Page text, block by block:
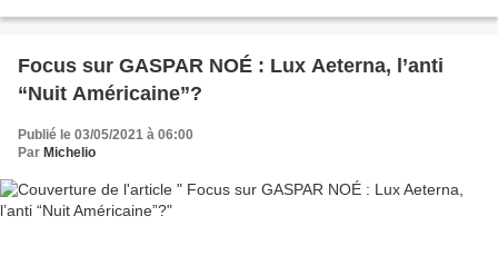
Focus sur GASPAR NOÉ : Lux Aeterna, l’anti
“Nuit Américaine”?
Publié le 03/05/2021 à 06:00
Par Michelio